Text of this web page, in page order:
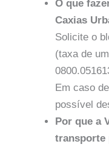
O que
Caxias
Solicite o
(taxa de
Em caso
possível
Por que a
transporte